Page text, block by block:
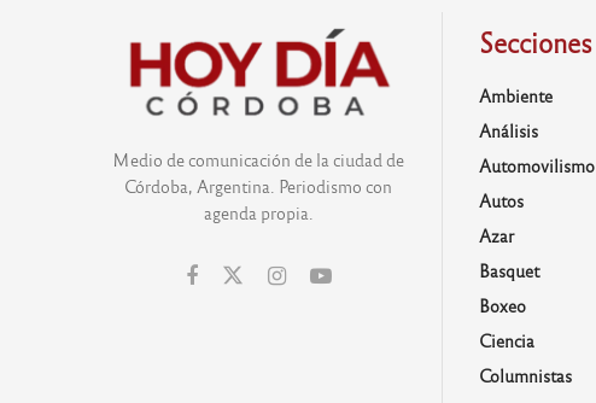
Medio de comunicación de la ciudad de
Córdoba, Argentina. Periodismo con
agenda propia.
Secciones
Ambiente
Análisis
Automovilismo
Autos
Azar
Basquet
Boxeo
Ciencia
Columnistas